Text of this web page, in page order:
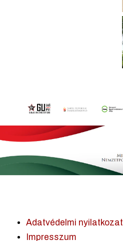
Adatvédelmi nyilatkozat
Impresszum